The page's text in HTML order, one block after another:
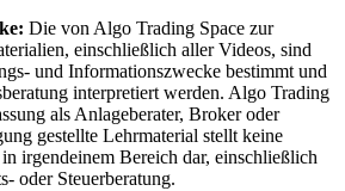
Die von Algo Trading Space zur
einschließlich aller Videos, sind
und Informationszwecke bestimmt und
interpretiert werden. Algo Trading
als Anlageberater, Broker oder
gestellte Lehrmaterial stellt keine
irgendeinem Bereich dar, einschließlich
oder Steuerberatung.